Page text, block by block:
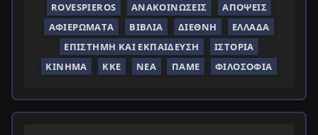
ROVESPIEROS ΑΝΑΚΟΙΝΏΣΕΙΣ
ΑΠΌΨΕΙΣ
ΑΦΙΕΡΏΜΑΤΑ
ΒΙΒΛΊΑ ΔΙΕΘΝΉ
ΕΛΛΆΔΑ
ΕΠΙΣΤΉΜΗ ΚΑΙ ΕΚΠΑΊΔΕΥΣΗ
ΙΣΤΟΡΊΑ
ΚΊΝΗΜΑ
ΚΚΕ ΝΈΑ ΠΑΜΕ ΦΙΛΟΣΟΦΊΑ